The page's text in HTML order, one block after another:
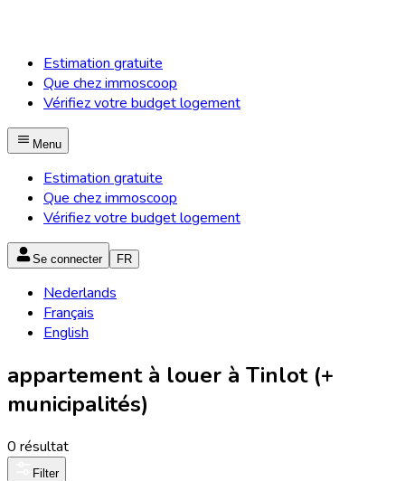
Estimation gratuite
Que chez immoscoop
Vérifiez votre budget logement
Menu
Estimation gratuite
Que chez immoscoop
Vérifiez votre budget logement
Se connecter FR
Nederlands
Français
English
appartement à louer à Tinlot (+
municipalités)
0 résultat
Filter